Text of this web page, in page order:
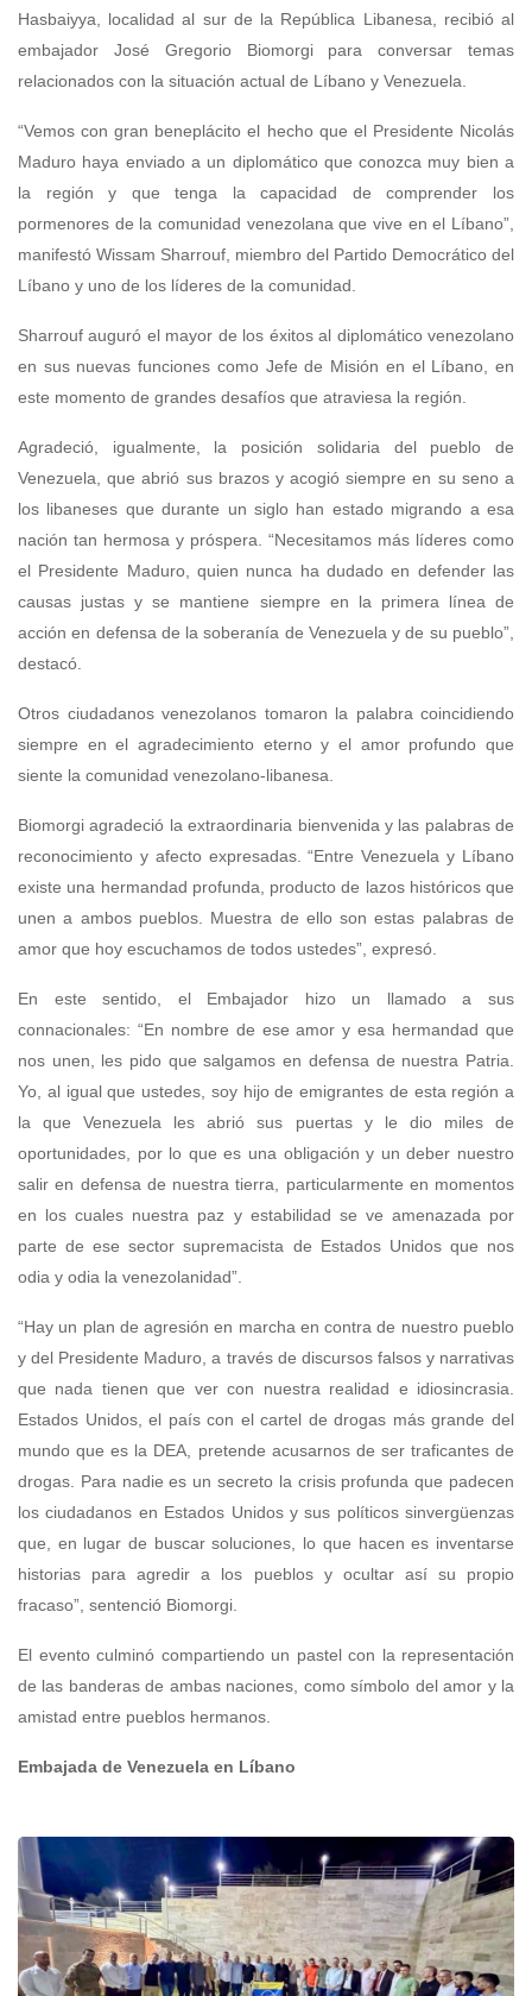
Hasbaiyya, localidad al sur de la República Libanesa, recibió al
embajador José Gregorio Biomorgi para conversar temas
relacionados con la situación actual de Líbano y Venezuela.
“Vemos con gran beneplácito el hecho que el Presidente Nicolás
Maduro haya enviado a un diplomático que conozca muy bien a
la región y que tenga la capacidad de comprender los
pormenores de la comunidad venezolana que vive en el Líbano”,
manifestó Wissam Sharrouf, miembro del Partido Democrático del
Líbano y uno de los líderes de la comunidad.
Sharrouf auguró el mayor de los éxitos al diplomático venezolano
en sus nuevas funciones como Jefe de Misión en el Líbano, en
este momento de grandes desafíos que atraviesa la región.
Agradeció, igualmente, la posición solidaria del pueblo de
Venezuela, que abrió sus brazos y acogió siempre en su seno a
los libaneses que durante un siglo han estado migrando a esa
nación tan hermosa y próspera. “Necesitamos más líderes como
el Presidente Maduro, quien nunca ha dudado en defender las
causas justas y se mantiene siempre en la primera línea de
acción en defensa de la soberanía de Venezuela y de su pueblo”,
destacó.
Otros ciudadanos venezolanos tomaron la palabra coincidiendo
siempre en el agradecimiento eterno y el amor profundo que
siente la comunidad venezolano-libanesa.
Biomorgi agradeció la extraordinaria bienvenida y las palabras de
reconocimiento y afecto expresadas. “Entre Venezuela y Líbano
existe una hermandad profunda, producto de lazos históricos que
unen a ambos pueblos. Muestra de ello son estas palabras de
amor que hoy escuchamos de todos ustedes”, expresó.
En este sentido, el Embajador hizo un llamado a sus
connacionales: “En nombre de ese amor y esa hermandad que
nos unen, les pido que salgamos en defensa de nuestra Patria.
Yo, al igual que ustedes, soy hijo de emigrantes de esta región a
la que Venezuela les abrió sus puertas y le dio miles de
oportunidades, por lo que es una obligación y un deber nuestro
salir en defensa de nuestra tierra, particularmente en momentos
en los cuales nuestra paz y estabilidad se ve amenazada por
parte de ese sector supremacista de Estados Unidos que nos
odia y odia la venezolanidad”.
“Hay un plan de agresión en marcha en contra de nuestro pueblo
y del Presidente Maduro, a través de discursos falsos y narrativas
que nada tienen que ver con nuestra realidad e idiosincrasia.
Estados Unidos, el país con el cartel de drogas más grande del
mundo que es la DEA, pretende acusarnos de ser traficantes de
drogas. Para nadie es un secreto la crisis profunda que padecen
los ciudadanos en Estados Unidos y sus políticos sinvergüenzas
que, en lugar de buscar soluciones, lo que hacen es inventarse
historias para agredir a los pueblos y ocultar así su propio
fracaso”, sentenció Biomorgi.
El evento culminó compartiendo un pastel con la representación
de las banderas de ambas naciones, como símbolo del amor y la
amistad entre pueblos hermanos.
Embajada de Venezuela en Líbano